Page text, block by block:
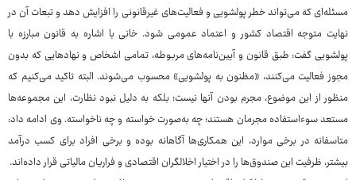
مسئله‌ای که می‌تواند خطر پولشویی و فعالیت‌های غیرقانونی را افزایش دهد و تبعات آن در
نهایت متوجه اقتصاد کشور و اعتماد عمومی شود. خانی با اشاره به قانون مبارزه با
پولشویی گفت: طبق قانون و آیین‌نامه‌های مربوطه، تمامی اشخاص و نهادهایی که بدون
مجوز فعالیت می‌کنند، «مظنون به پولشویی» محسوب می‌شوند. البته تاکید می‌کنیم که
منظور از این موضوع، مجرم بودن آنها نیست؛ بلکه به دلیل نبود نظارت، این مجموعه‌ها
مستعد سوءاستفاده مجرمان هستند؛ چه به‌صورت خواسته و چه ناخواسته. وی ادامه داد:
متاسفانه در برخی موارد، این همکاری‌ها آگاهانه بوده و برخی افراد برای کسب درآمد
بیشتر، ظرفیت این صندوق‌ها را در اختیار اخلالگران اقتصادی و فراریان مالیاتی قرار داده‌اند.